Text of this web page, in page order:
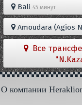
Bali 45 минут
Amoudara (Agios
Все
О компании